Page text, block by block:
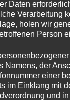
Daten
Verarbeitung
holen wir
Person
Namens, der
einer
im Einklang mit
und in